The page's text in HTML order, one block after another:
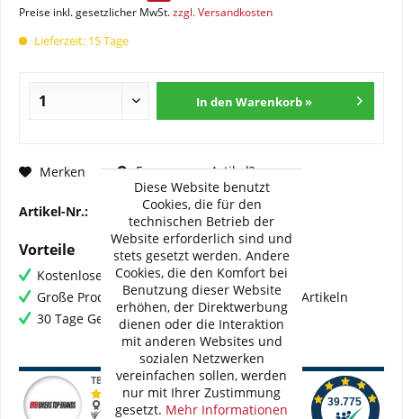
Preise inkl. gesetzlicher MwSt.zzgl. Versandkosten
Lieferzeit: 15 Tage
In den Warenkorb »
Merken Fragen zum Artikel?
Artikel-Nr.: BI-KFORK038
Vorteile
Kostenloser Versand ab € 60,- Bestellwert
Große Produktauswahl mit mehr als 80.000 Artikeln
30 Tage Geld-Zurück-Garantie
Diese Website benutzt
Cookies, die für den
technischen Betrieb der
Website erforderlich sind und
stets gesetzt werden. Andere
Cookies, die den Komfort bei
Benutzung dieser Website
erhöhen, der Direktwerbung
dienen oder die Interaktion
mit anderen Websites und
sozialen Netzwerken
vereinfachen sollen, werden
nur mit Ihrer Zustimmung
gesetzt. Mehr Informationen